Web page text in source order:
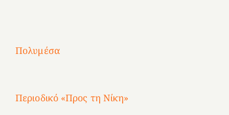
Πολυμέσα
Αγωνίστριες
Αθηνών
Αγωνίστριες
Αθηνών
Αγωνίστριες
Αθηνών
χρόνια
καρτερούμεν»
Περιοδικό «Προς τη Νίκη»